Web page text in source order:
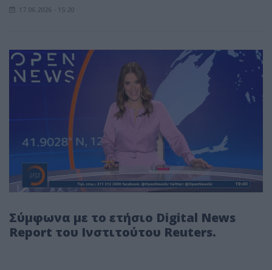
17.06.2026 - 15:20
Σύμφωνα με το ετήσιο Digital News
Report του Ινστιτούτου Reuters.